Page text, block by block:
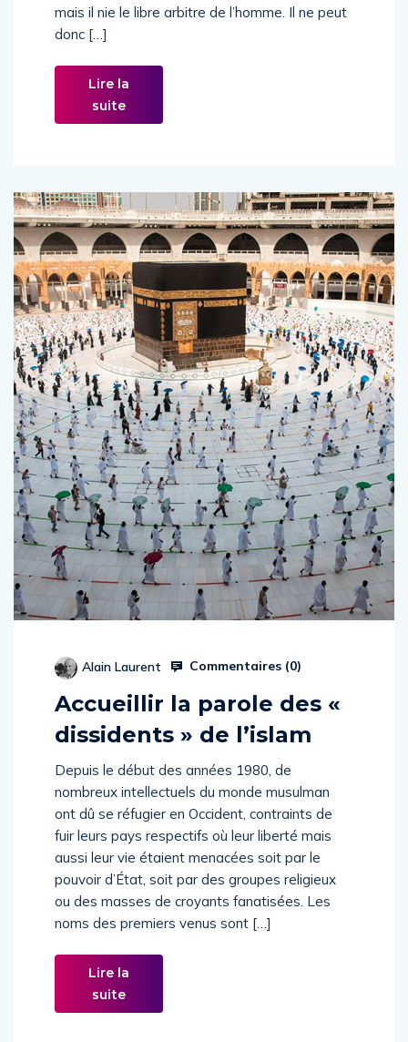
mais il nie le libre arbitre de l’homme. Il ne peut
donc […]
Lire la
suite
Alain Laurent Commentaires (0)
Accueillir la parole des «
dissidents » de l’islam
Depuis le début des années 1980, de
nombreux intellectuels du monde musulman
ont dû se réfugier en Occident, contraints de
fuir leurs pays respectifs où leur liberté mais
aussi leur vie étaient menacées soit par le
pouvoir d’État, soit par des groupes religieux
ou des masses de croyants fanatisées. Les
noms des premiers venus sont […]
Lire la
suite